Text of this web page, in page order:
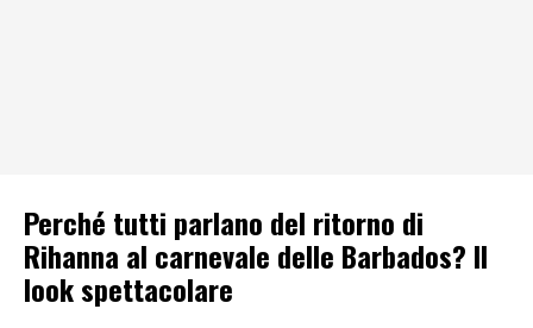
Perché tutti parlano del ritorno di
Rihanna al carnevale delle Barbados? Il
look spettacolare